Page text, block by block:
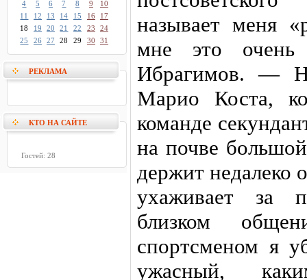
4
5 6 7 8 9
10
11
12 13 14 15 16
17
18
19 20 21 22 23
24
25
26 27 28 29 30 31
РЕКЛАМА
КТО НА САЙТЕ
Гостей: 28
называет меня
мне это очень
Ибрагимов. —
Марио Коста,
команде
на почве
держит недалеко
ухаживает за
близком
спортсменом я
ужасный,